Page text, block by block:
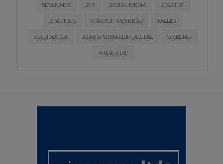
SEMINARIO SEO SOCIAL MEDIA STARTUP
STARTUPS STARTUP WEEKEND TALLER
TECNOLOGIA TRANSFORMACIÓN DIGITAL WEBINAR
WORKSHOP